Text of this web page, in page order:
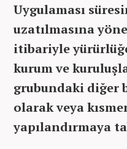
Uygulaması
uzatılmasına
itibariyle
kurum ve
grubundaki diğer
olarak veya
yapılandırmaya